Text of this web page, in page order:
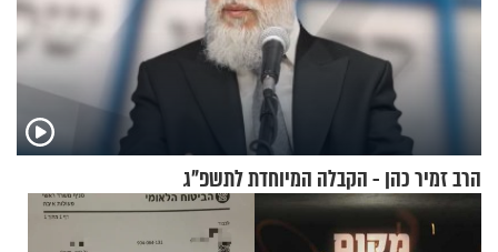
הרב זמיר כהן - הקבלה המיוחדת לתשפ"ג